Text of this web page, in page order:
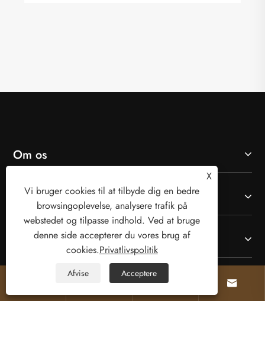
Om os
Produkter
Kontakt os
 
X
Vi bruger cookies til at tilbyde dig en bedre
browsingoplevelse, analysere trafik på
webstedet og tilpasse indhold. Ved at bruge
denne side accepterer du vores brug af
cookies.Privatlivspolitik
Afvise Acceptere